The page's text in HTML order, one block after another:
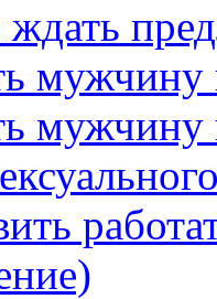
ждать
мужчину
мужчину